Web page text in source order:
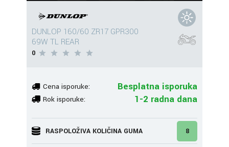
DUNLOP 160/60 ZR17 GPR300
69W TL REAR
0
Cena isporuke: Besplatna isporuka
Rok isporuke: 1-2 radna dana
RASPOLOŽIVA KOLIČINA GUMA 8